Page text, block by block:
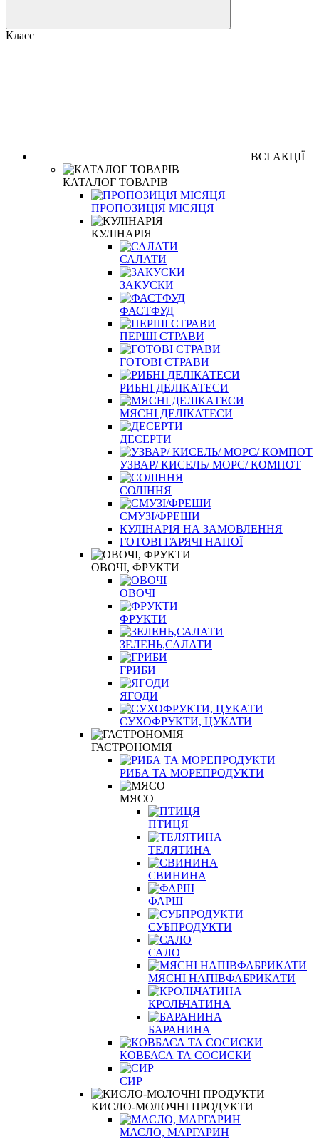
Класс
ВСІ АКЦІЇ
КАТАЛОГ ТОВАРІВ
ПРОПОЗИЦІЯ МІСЯЦЯ
КУЛІНАРІЯ
САЛАТИ
ЗАКУСКИ
ФАСТФУД
ПЕРШІ СТРАВИ
ГОТОВІ СТРАВИ
РИБНІ ДЕЛІКАТЕСИ
МЯСНІ ДЕЛІКАТЕСИ
ДЕСЕРТИ
УЗВАР/ КИСЕЛЬ/ МОРС/ КОМПОТ
СОЛІННЯ
СМУЗІ/ФРЕШИ
КУЛІНАРІЯ НА ЗАМОВЛЕННЯ
ГОТОВІ ГАРЯЧІ НАПОЇ
ОВОЧІ, ФРУКТИ
ОВОЧІ
ФРУКТИ
ЗЕЛЕНЬ,САЛАТИ
ГРИБИ
ЯГОДИ
СУХОФРУКТИ, ЦУКАТИ
ГАСТРОНОМІЯ
РИБА ТА МОРЕПРОДУКТИ
МЯСО
ПТИЦЯ
ТЕЛЯТИНА
СВИНИНА
ФАРШ
СУБПРОДУКТИ
САЛО
МЯСНІ НАПІВФАБРИКАТИ
КРОЛЬЧАТИНА
БАРАНИНА
КОВБАСА ТА СОСИСКИ
СИР
КИСЛО-МОЛОЧНІ ПРОДУКТИ
МАСЛО, МАРГАРИН